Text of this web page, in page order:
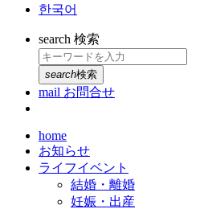
한국어
search 検索
search検索
mail お問合せ
home
お知らせ
ライフイベント
結婚・離婚
妊娠・出産